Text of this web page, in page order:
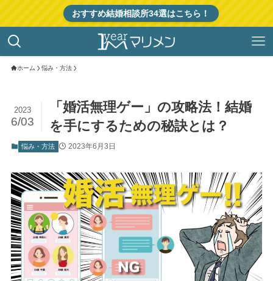
おすすめ結婚相談所34選はこちら！
ホーム 悩み・方法
「婚活無理ゲー」の攻略法！結婚
を手にするための秘訣とは？
2023
6/03
悩み・方法 2023年6月3日